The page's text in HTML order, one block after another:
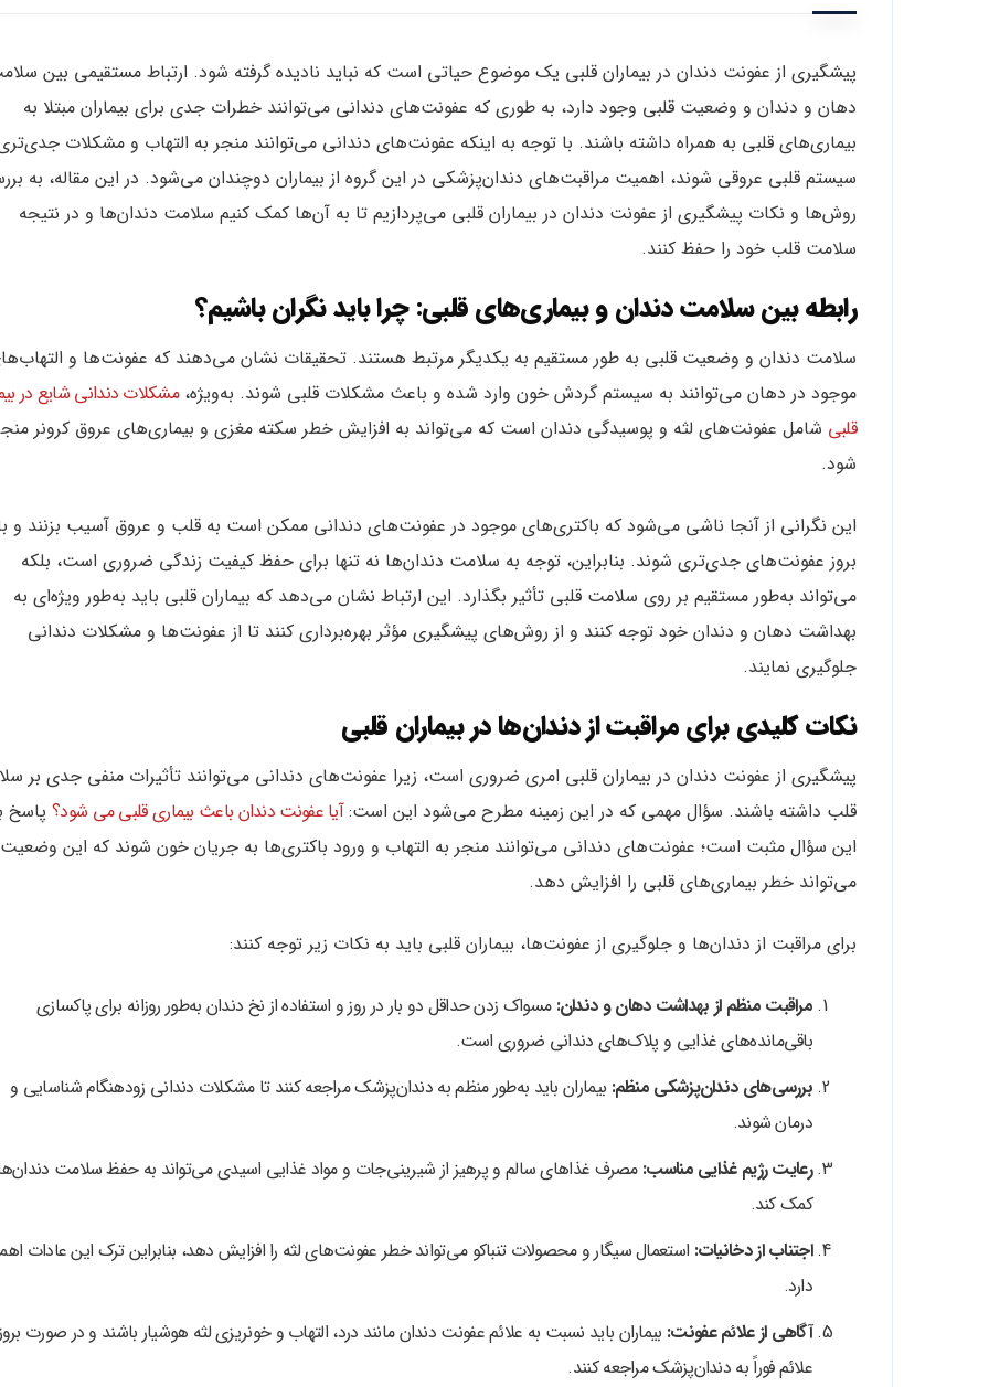
پیشگیری از عفونت دندان در بیماران قلبی یک موضوع حیاتی است که نباید نادیده گرفته شود. ارتباط مستقیمی بین
دهان و دندان و وضعیت قلبی وجود دارد، به طوری که عفونت‌های دندانی می‌توانند خطرات جدی برای بیماران مبتلا به
بیماری‌های قلبی به همراه داشته باشند. با توجه به اینکه عفونت‌های دندانی می‌توانند منجر به التهاب و مشکلات
سیستم قلبی عروقی شوند، اهمیت مراقبت‌های دندان‌پزشکی در این گروه از بیماران دوچندان می‌شود. در این مقاله، به
روش‌ها و نکات پیشگیری از عفونت دندان در بیماران قلبی می‌پردازیم تا به آن‌ها کمک کنیم سلامت دندان‌ها و در نتیجه
سلامت قلب خود را حفظ کنند.
رابطه بین سلامت دندان و بیماری‌های قلبی: چرا باید نگران باشیم؟
سلامت دندان و وضعیت قلبی به طور مستقیم به یکدیگر مرتبط هستند. تحقیقات نشان می‌دهند که عفونت‌ها و
موجود در دهان می‌توانند به سیستم گردش خون وارد شده و باعث مشکلات قلبی شوند. به‌ویژه،مشکلات دندانی شایع در
قلبی شامل عفونت‌های لثه و پوسیدگی دندان است که می‌تواند به افزایش خطر سکته مغزی و بیماری‌های عروق کرونر
شود.
این نگرانی از آنجا ناشی می‌شود که باکتری‌های موجود در عفونت‌های دندانی ممکن است به قلب و عروق آسیب بزنند و
بروز عفونت‌های جدی‌تری شوند. بنابراین، توجه به سلامت دندان‌ها نه تنها برای حفظ کیفیت زندگی ضروری است، بلکه
می‌تواند به‌طور مستقیم بر روی سلامت قلبی تأثیر بگذارد. این ارتباط نشان می‌دهد که بیماران قلبی باید به‌طور ویژه‌ای به
بهداشت دهان و دندان خود توجه کنند و از روش‌های پیشگیری مؤثر بهره‌برداری کنند تا از عفونت‌ها و مشکلات دندانی
جلوگیری نمایند.
نکات کلیدی برای مراقبت از دندان‌ها در بیماران قلبی
پیشگیری از عفونت دندان در بیماران قلبی امری ضروری است، زیرا عفونت‌های دندانی می‌توانند تأثیرات منفی جدی بر
قلب داشته باشند. سؤال مهمی که در این زمینه مطرح می‌شود این است:آیا عفونت دندان باعث بیماری قلبی می شود؟ پاسخ
این سؤال مثبت است؛ عفونت‌های دندانی می‌توانند منجر به التهاب و ورود باکتری‌ها به جریان خون شوند که این وضعیت
می‌تواند خطر بیماری‌های قلبی را افزایش دهد.
برای مراقبت از دندان‌ها و جلوگیری از عفونت‌ها، بیماران قلبی باید به نکات زیر توجه کنند:
مراقبت منظم از بهداشت دهان و دندان: مسواک زدن حداقل دو بار در روز و استفاده از نخ دندان به‌طور روزانه برای پاکسازی
باقی‌مانده‌های غذایی و پلاک‌های دندانی ضروری است.
بررسی‌های دندان‌پزشکی منظم: بیماران باید به‌طور منظم به دندان‌پزشک مراجعه کنند تا مشکلات دندانی زودهنگام شناسایی و
درمان شوند.
رعایت رژیم غذایی مناسب: مصرف غذاهای سالم و پرهیز از شیرینی‌جات و مواد غذایی اسیدی می‌تواند به حفظ سلامت
کمک کند.
اجتناب از دخانیات: استعمال سیگار و محصولات تنباکو می‌تواند خطر عفونت‌های لثه را افزایش دهد، بنابراین ترک این عادات
دارد.
آگاهی از علائم عفونت: بیماران باید نسبت به علائم عفونت دندان مانند درد، التهاب و خونریزی لثه هوشیار باشند و در صورت
علائم فوراً به دندان‌پزشک مراجعه کنند.